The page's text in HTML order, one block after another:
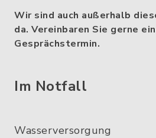
Wir sind auch außerhalb
da. Vereinbaren Sie gerne
Gesprächstermin.
Im Notfall
Wasserversorgung